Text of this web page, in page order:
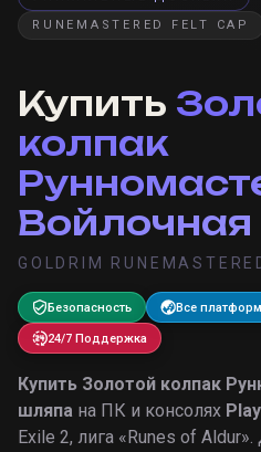
RUNEMASTERED FELT CAP
Купить
колпак
GOLDRIM
Безопасность Все
24/7 Поддержка
Купить Золотой колпак
шляпа на ПК и консолях
Exile 2, лига «Runes of Aldur».